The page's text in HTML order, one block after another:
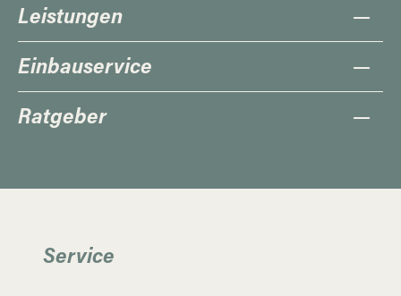
Leistungen
Einbauservice
Ratgeber
Service